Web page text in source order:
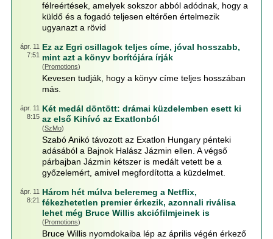
félreértések, amelyek sokszor abból adódnak, hogy a
küldő és a fogadó teljesen eltérően értelmezik
ugyanazt a rövid
ápr. 11
7:51
Ez az Egri csillagok teljes címe, jóval hosszabb,
mint azt a könyv borítójára írják
(Promotions)
Kevesen tudják, hogy a könyv címe teljes hosszában
más.
ápr. 11
8:15
Két medál döntött: drámai küzdelemben esett ki
az első Kihívó az Exatlonból
(SzMo)
Szabó Anikó távozott az Exatlon Hungary pénteki
adásából a Bajnok Halász Jázmin ellen. A végső
párbajban Jázmin kétszer is medált vetett be a
győzelemért, amivel megfordította a küzdelmet.
ápr. 11
8:21
Három hét múlva beleremeg a Netflix,
fékezhetetlen premier érkezik, azonnali riválisa
lehet még Bruce Willis akciófilmjeinek is
(Promotions)
Bruce Willis nyomdokaiba lép az április végén érkező